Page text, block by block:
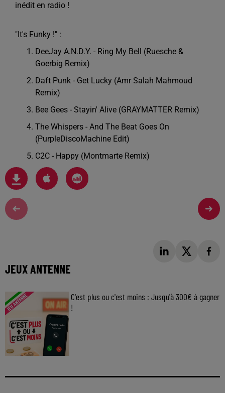
inédit en radio !
"It's Funky !" :
DeeJay A.N.D.Y. - Ring My Bell (Ruesche &
Goerbig Remix)
Daft Punk - Get Lucky (Amr Salah Mahmoud
Remix)
Bee Gees - Stayin' Alive (GRAYMATTER Remix)
The Whispers - And The Beat Goes On
(PurpleDiscoMachine Edit)
C2C - Happy (Montmarte Remix)
JEUX ANTENNE
C'est plus ou c'est moins : Jusqu'à 300€ à gagner
!